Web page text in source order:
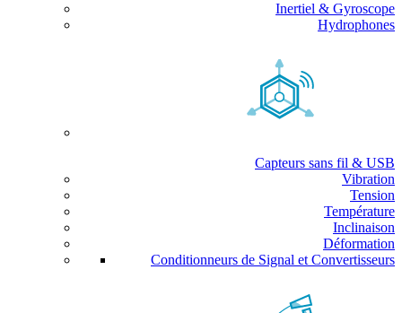
Inertiel & Gyroscope
Hydrophones
Capteurs sans fil & USB
Vibration
Tension
Température
Inclinaison
Déformation
Conditionneurs de Signal et Convertisseurs